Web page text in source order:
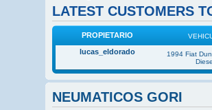
LATEST CUSTOMERS
PROPIETARIO
lucas_eldorado
1994 Fiat
NEUMATICOS GORI